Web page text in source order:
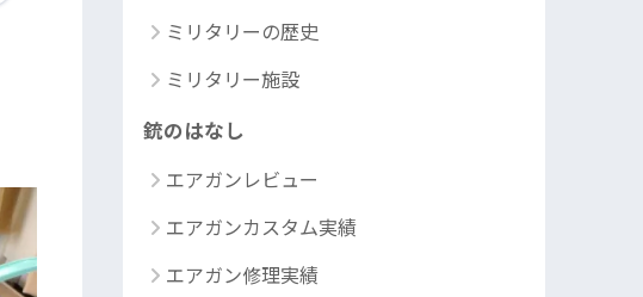
ミリタリーの歴史
ミリタリー施設
銃のはなし
エアガンレビュー
エアガンカスタム実績
エアガン修理実績